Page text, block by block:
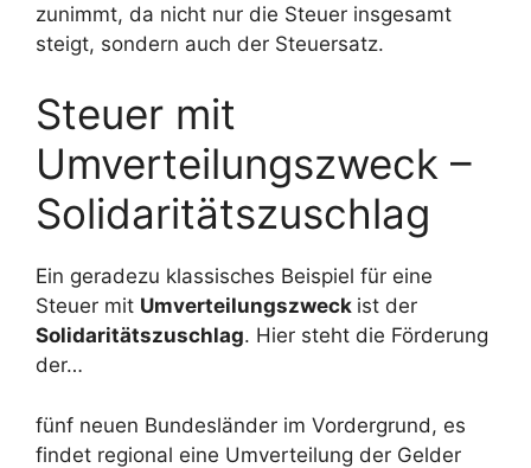
zunimmt, da nicht nur die Steuer insgesamt
steigt, sondern auch der Steuersatz.
Steuer mit
Umverteilungszweck –
Solidaritätszuschlag
Ein geradezu klassisches Beispiel für eine
Steuer mit Umverteilungszweck ist der
Solidaritätszuschlag. Hier steht die Förderung
der…
fünf neuen Bundesländer im Vordergrund, es
findet regional eine Umverteilung der Gelder